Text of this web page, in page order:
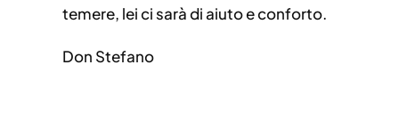
temere, lei ci sarà di aiuto e conforto.
Don Stefano